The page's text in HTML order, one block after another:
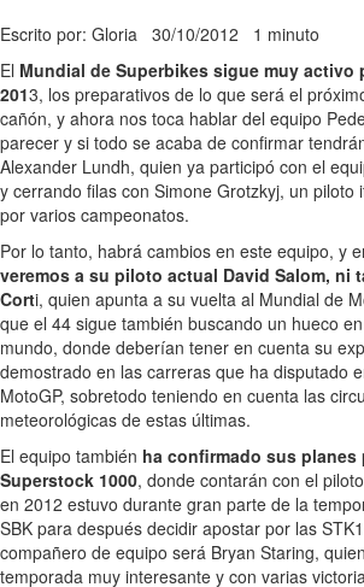
Escrito por: Gloria 30/10/2012 1 minuto
El Mundial de Superbikes sigue muy activo
2013, los preparativos de lo que será el
cañón, y ahora nos toca hablar del equipo
parecer y si todo se acaba de confirmar
Alexander Lundh, quien ya participó con el
y cerrando filas con Simone Grotzkyj, un piloto
por varios campeonatos.
Por lo tanto, habrá cambios en este equipo, y
veremos a su piloto actual David Salom, ni
Corti, quien apunta a su vuelta al Mundial de
que el 44 sigue también buscando un hueco
mundo, donde deberían tener en cuenta su
demostrado en las carreras que ha disputado
MotoGP, sobretodo teniendo en cuenta las
meteorológicas de estas últimas.
El equipo también ha confirmado sus planes
Superstock 1000, donde contarán con el
en 2012 estuvo durante gran parte de la
SBK para después decidir apostar por las
compañero de equipo será Bryan Staring,
temporada muy interesante y con varias